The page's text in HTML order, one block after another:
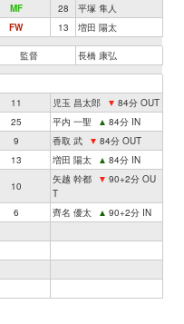
MF 28
平塚 隼人
FW 13 増田 陽太
監督 長橋 康弘
11 児玉 昌太郎 ▼ 84分 OUT
25 平内 一聖 ▲ 84分 IN
9 香取 武 ▼ 84分 OUT
13 増田 陽太 ▲ 84分 IN
10
矢越 幹都 ▼ 90+2分 OU
T
6 齊名 優太 ▲ 90+2分 IN